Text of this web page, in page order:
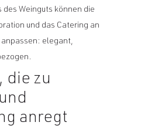
des Weinguts können die
und das Catering an
elegant,
die zu
anregt